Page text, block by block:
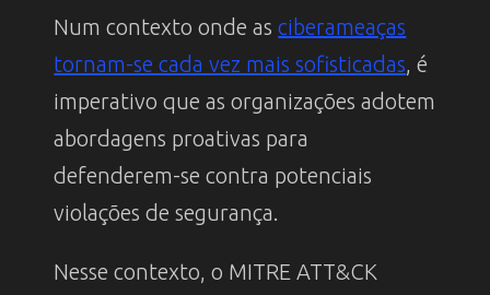
Num contexto onde asciberameaças
tornam-se cada vez mais sofisticadas, é
imperativo que as organizações adotem
abordagens proativas para
defenderem-se contra potenciais
violações de segurança.
Nesse contexto, o MITRE ATT&CK